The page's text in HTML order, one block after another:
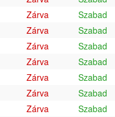
Zárva
Szabad
Zárva
Szabad
Zárva
Szabad
Zárva
Szabad
Zárva
Szabad
Zárva
Szabad
Zárva
Szabad